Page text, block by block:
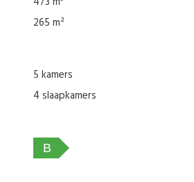
geplaatste heipalen
265 m²
5 kamers
4 slaapkamers
B